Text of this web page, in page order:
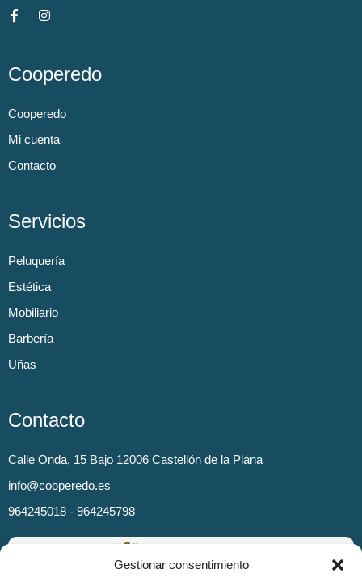
Gestionar consentimiento
Cooperedo
Cooperedo
Mi cuenta
Contacto
Servicios
Peluquería
Estética
Mobiliario
Barbería
Uñas
Contacto
Calle Onda, 15 Bajo 12006 Castellón de la Plana
info@cooperedo.es
964245018 - 964245798